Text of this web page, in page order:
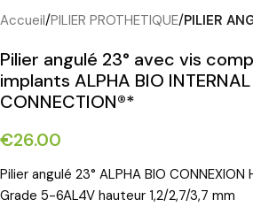
Accueil PILIER PROTHETIQUE PILIER
Pilier angulé 23° avec vis
implants ALPHA BIO INTERNAL
CONNECTION®*
€26.00
Pilier angulé 23° ALPHA BIO CONNEXION
Grade 5-6AL4V hauteur 1,2/2,7/3,7 mm